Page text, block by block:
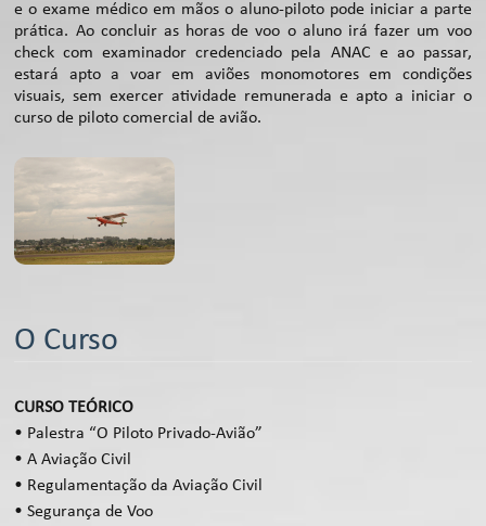
e o exame médico em mãos o aluno-piloto pode iniciar a parte
prática. Ao concluir as horas de voo o aluno irá fazer um voo
check com examinador credenciado pela ANAC e ao passar,
estará apto a voar em aviões monomotores em condições
visuais, sem exercer atividade remunerada e apto a iniciar o
curso de piloto comercial de avião.
O Curso
CURSO TEÓRICO
• Palestra “O Piloto Privado-Avião”
• A Aviação Civil
• Regulamentação da Aviação Civil
• Segurança de Voo